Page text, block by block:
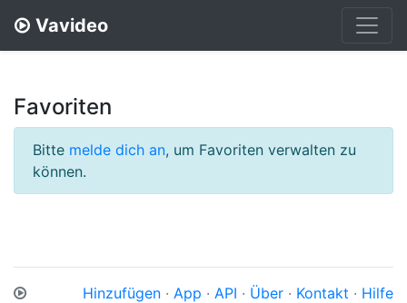
Vavideo
Favoriten
Bitte melde dich an, um Favoriten verwalten zu
können.
Hinzufügen · App · API · Über · Kontakt · Hilfe